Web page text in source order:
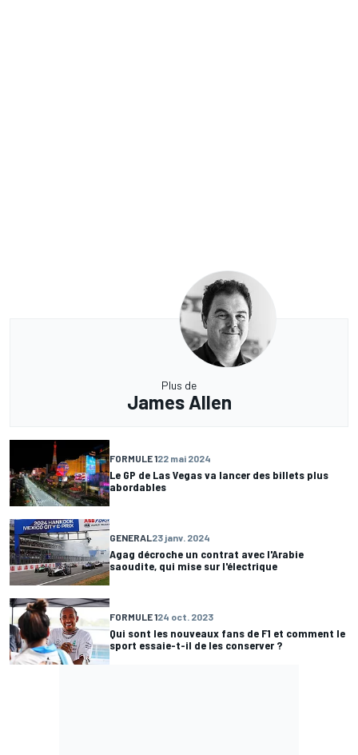
Plus de
James Allen
FORMULE 122 mai 2024
Le GP de Las Vegas va lancer des billets plus
abordables
GENERAL23 janv. 2024
Agag décroche un contrat avec l'Arabie
saoudite, qui mise sur l'électrique
FORMULE 124 oct. 2023
Qui sont les nouveaux fans de F1 et comment le
sport essaie-t-il de les conserver ?